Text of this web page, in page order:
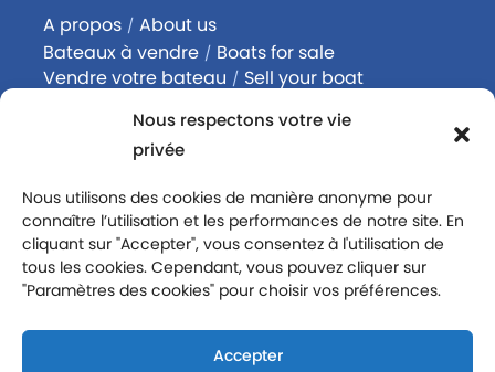
Nous respectons votre vie
privée
Nous utilisons des cookies de manière anonyme pour
connaître l’utilisation et les performances de notre site. En
cliquant sur "Accepter", vous consentez à l'utilisation de
tous les cookies. Cependant, vous pouvez cliquer sur
"Paramètres des cookies" pour choisir vos préférences.
Accepter
A propos / About us
Bateaux à vendre / Boats for sale
Vendre votre bateau / Sell your boat
Contactez-nous /Contact us
Rejoignez-nous
Politique de confidentialité
Mentions légales
Suivez-nous